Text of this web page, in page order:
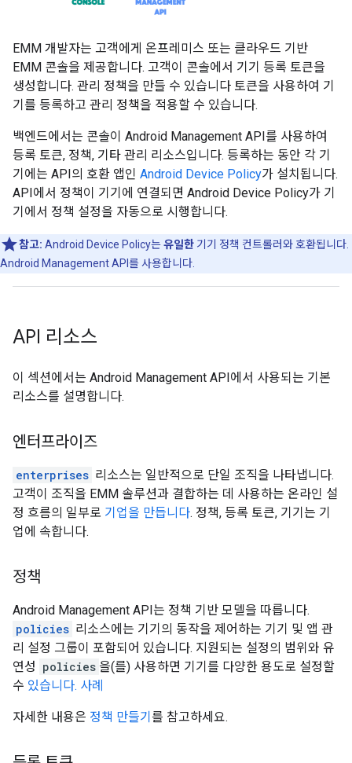
EMM 개발자는 고객에게 온프레미스 또는 클라우드 기반
EMM 콘솔을 제공합니다. 고객이 콘솔에서 기기 등록 토큰을
생성합니다. 관리 정책을 만들 수 있습니다 토큰을 사용하여 기
기를 등록하고 관리 정책을 적용할 수 있습니다.
백엔드에서는 콘솔이 Android Management API를 사용하여
등록 토큰, 정책, 기타 관리 리소스입니다. 등록하는 동안 각 기
기에는 API의 호환 앱인 Android Device Policy가 설치됩니다.
API에서 정책이 기기에 연결되면 Android Device Policy가 기
기에서 정책 설정을 자동으로 시행합니다.
참고: Android Device Policy는유일한 기기 정책 컨트롤러와 호환됩니다.
Android Management API를 사용합니다.
API 리소스
이 섹션에서는 Android Management API에서 사용되는 기본
리소스를 설명합니다.
엔터프라이즈
enterprises 리소스는 일반적으로 단일 조직을 나타냅니다.
고객이 조직을 EMM 솔루션과 결합하는 데 사용하는 온라인 설
정 흐름의 일부로 기업을 만듭니다. 정책, 등록 토큰, 기기는 기
업에 속합니다.
정책
Android Management API는 정책 기반 모델을 따릅니다.
policies 리소스에는 기기의 동작을 제어하는 기기 및 앱 관
리 설정 그룹이 포함되어 있습니다. 지원되는 설정의 범위와 유
연성 policies 을(를) 사용하면 기기를 다양한 용도로 설정할
수 있습니다. 사례
자세한 내용은 정책 만들기 를 참고하세요.